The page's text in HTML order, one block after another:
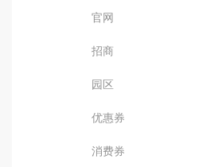
官网
招商
园区
优惠券
消费券